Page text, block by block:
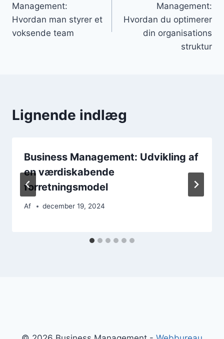
Management:
Hvordan man styrer et
voksende team
Management:
Hvordan du optimerer
din organisations
struktur
Lignende indlæg
Business Management: Udvikling af
en værdiskabende
forretningsmodel
Af december 19, 2024